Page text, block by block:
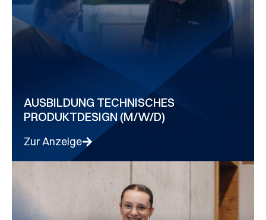
AUSBILDUNG TECHNISCHES
PRODUKTDESIGN (M/W/D)
Zur Anzeige